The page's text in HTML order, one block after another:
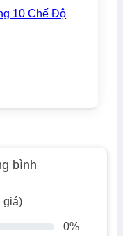
10 Chế Độ
bình
giá)
0%